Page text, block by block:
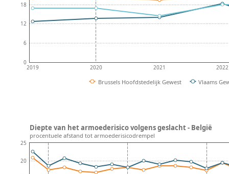
2019 2020 2021 2022
0
6
12
18
Brussels Hoofdstedelijk Gewest Vlaams
20
25
Diepte van het armoederisico volgens geslacht - België
procentuele afstand tot armoederisicodrempel